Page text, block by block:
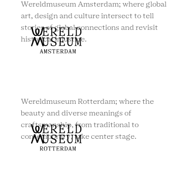
Wereldmuseum Amsterdam; where global
art, design and culture intersect to tell
stories of global connections and revisit
historical injustice.
Wereldmuseum Rotterdam; where the
beauty and diverse meanings of
craftsmanship, from traditional to
contemporary, take center stage.